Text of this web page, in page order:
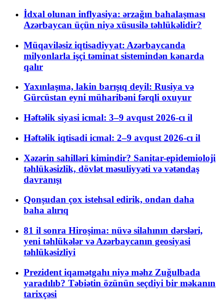
İdxal olunan inflyasiya: ərzağın bahalaşması
Azərbaycan üçün niyə xüsusilə təhlükəlidir?
Müqaviləsiz iqtisadiyyat: Azərbaycanda
milyonlarla işçi təminat sistemindən kənarda
qalır
Yaxınlaşma, lakin barışıq deyil: Rusiya və
Gürcüstan eyni müharibəni fərqli oxuyur
Həftəlik siyasi icmal: 3–9 avqust 2026-cı il
Həftəlik iqtisadi icmal: 2–9 avqust 2026-cı il
Xəzərin sahilləri kimindir? Sanitar-epidemioloji
təhlükəsizlik, dövlət məsuliyyəti və vətəndaş
davranışı
Qonşudan çox istehsal edirik, ondan daha
baha alırıq
81 il sonra Hiroşima: nüvə silahının dərsləri,
yeni təhlükələr və Azərbaycanın geosiyasi
təhlükəsizliyi
Prezident iqamətgahı niyə məhz Zuğulbada
yaradılıb? Təbiətin özünün seçdiyi bir məkanın
tarixçəsi